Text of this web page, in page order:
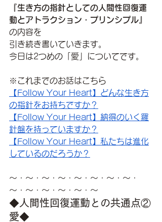
『生き方の指針としての人間性回復運
動とアトラクション・プリンシプル』
の内容を
引き続き書いていきます。
今日は2つめの「愛」についてです。
※これまでのお話はこちら
【Follow Your Heart】どんな生き方
の指針をお持ちですか？
【Follow Your Heart】納得のいく羅
針盤を持っていますか？
【Follow Your Heart】私たちは進化
しているのだろうか？
～・～・～・～・～・～・～・～・
～・～・～・～・～・～
◆人間性回復運動との共通点②
愛◆